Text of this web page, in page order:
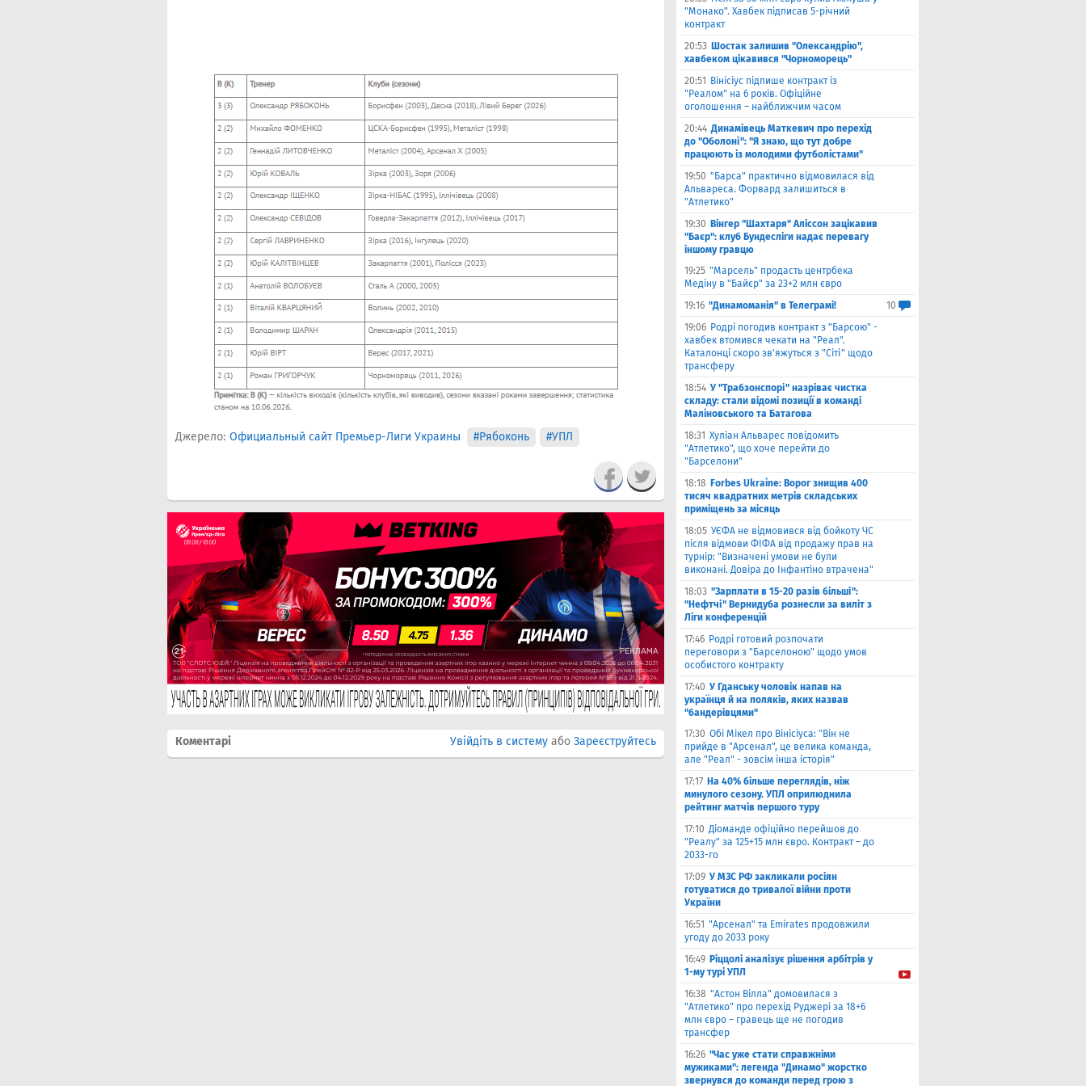
Джерело: Официальный сайт Премьер-Лиги Украины #Рябоконь #УПЛ
Коментарі Увійдіть в систему або Зареєструйтесь
"Монако". Хавбек підписав 5-річний
контракт
20:53 Шостак залишив "Олександрію",
хавбеком цікавився "Чорноморець"
20:51
Вінісіус підпише контракт із
"Реалом" на 6 років. Офіційне
оголошення – найближчим часом
20:44 Динамівець Маткевич про перехід
до "Оболоні": "Я знаю, що тут добре
працюють із молодими футболістами"
19:50 "Барса" практично відмовилася від
Альвареса. Форвард залишиться в
"Атлетико"
19:30 Вінгер "Шахтаря" Аліссон зацікавив
"Баєр": клуб Бундесліги надає перевагу
іншому гравцю
19:25 "Марсель" продасть центрбека
Медіну в "Байєр" за 23+2 млн євро
19:16 "Динамоманія" в Телеграмі!
10
19:06 Родрі погодив контракт з "Барсою" -
хавбек втомився чекати на "Реал".
Каталонці скоро зв'яжуться з "Сіті" щодо
трансферу
18:54 У "Трабзонспорі" назріває чистка
складу: стали відомі позиції в команді
Малiновського та Батагова
18:31 Хуліан Альварес повідомить
"Атлетико", що хоче перейти до
"Барселони"
18:18 Forbes Ukraine: Ворог знищив 400
тисяч квадратних метрів складських
приміщень за місяць
18:05 УЄФА не відмовився від бойкоту ЧС
після відмови ФІФА від продажу прав на
турнір: "Визначені умови не були
виконані. Довіра до Інфантіно втрачена"
18:03 "Зарплати в 15-20 разів більші":
"Нефтчі" Вернидуба рознесли за виліт з
Ліги конференцій
17:46 Родрі готовий розпочати
переговори з "Барселоною" щодо умов
особистого контракту
17:40 У Гданську чоловік напав на
українця й на поляків, яких назвав
"бандерівцями"
17:30 Обі Мікел про Вінісіуса: "Він не
прийде в "Арсенал", це велика команда,
але "Реал" - зовсім інша історія"
17:17 На 40% більше переглядів, ніж
минулого сезону. УПЛ оприлюднила
рейтинг матчів першого туру
17:10 Діоманде офіційно перейшов до
"Реалу" за 125+15 млн євро. Контракт – до
2033-го
17:09 У МЗС РФ закликали росіян
готуватися до тривалої війни проти
України
16:51 "Арсенал" та Emirates продовжили
угоду до 2033 року
16:49 Ріццолі аналізує рішення арбітрів у
1-му турі УПЛ
16:38 "Астон Вілла" домовилася з
"Атлетико" про перехід Руджері за 18+6
млн євро – гравець ще не погодив
трансфер
16:26 "Час уже стати справжніми
мужиками": легенда "Динамо" жорстко
звернувся до команди перед грою з